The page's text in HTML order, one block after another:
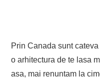
Prin Canada sunt
o arhitectura de te lasa
asa, mai renuntam la